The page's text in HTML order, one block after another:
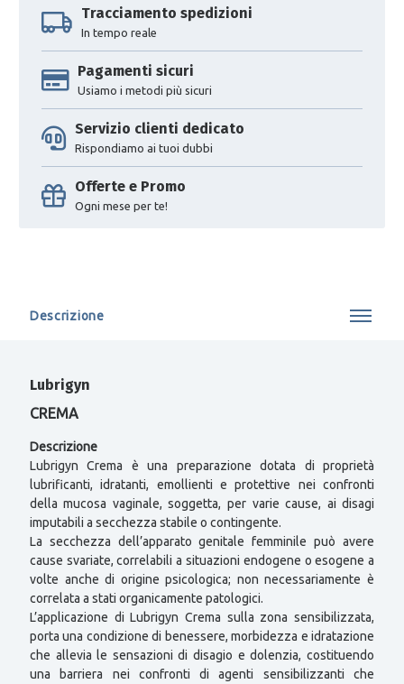
Tracciamento spedizioni
In tempo reale
Pagamenti sicuri
Usiamo i metodi più sicuri
Servizio clienti dedicato
Rispondiamo ai tuoi dubbi
Offerte e Promo
Ogni mese per te!
Descrizione
Lubrigyn
CREMA
Descrizione
Lubrigyn Crema è una preparazione dotata di proprietà
lubrificanti, idratanti, emollienti e protettive nei confronti
della mucosa vaginale, soggetta, per varie cause, ai disagi
imputabili a secchezza stabile o contingente.
La secchezza dell’apparato genitale femminile può avere
cause svariate, correlabili a situazioni endogene o esogene a
volte anche di origine psicologica; non necessariamente è
correlata a stati organicamente patologici.
L’applicazione di Lubrigyn Crema sulla zona sensibilizzata,
porta una condizione di benessere, morbidezza e idratazione
che allevia le sensazioni di disagio e dolenzia, costituendo
una barriera nei confronti di agenti sensibilizzanti che